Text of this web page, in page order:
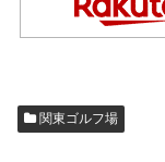
関東ゴルフ場